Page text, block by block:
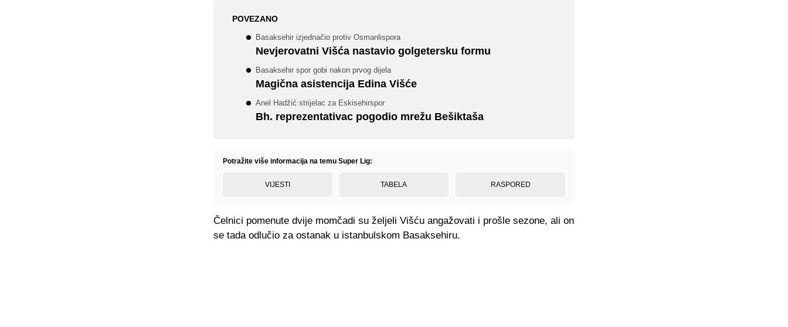
POVEZANO
Basaksehir izjednačio protiv Osmanlispora
Nevjerovatni Višća nastavio golgetersku formu
Basaksehir spor gobi nakon prvog dijela
Magična asistencija Edina Višće
Anel Hadžić strijelac za Eskisehirspor
Bh. reprezentativac pogodio mrežu Bešiktaša
Potražite više informacija na temu Super Lig:
VIJESTI TABELA RASPORED
Čelnici pomenute dvije momčadi su željeli Višću angažovati i prošle sezone, ali on
se tada odlučio za ostanak u istanbulskom Basaksehiru.